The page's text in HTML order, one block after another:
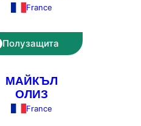
France
Полузащита
МАЙКЪЛ
ОЛИЗ
France